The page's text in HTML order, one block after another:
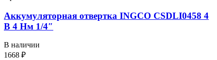
Аккумуляторная отвертка INGCO CSDLI0458 4
В 4 Нм 1/4″
В наличии
1668 ₽